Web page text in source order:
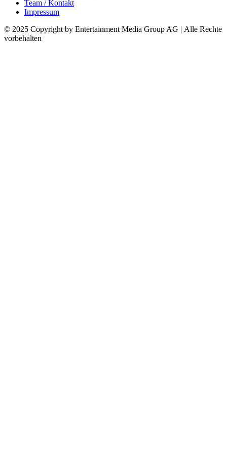
Team / Kontakt
Impressum
© 2025 Copyright by Entertainment Media Group AG | Alle Rechte
vorbehalten